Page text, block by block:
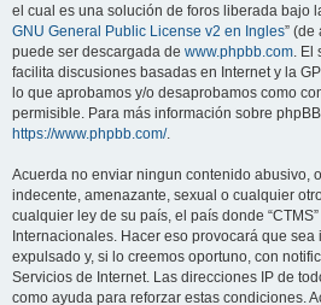
el cual es una solución de foros liberada bajo
GNU General Public License v2 en Ingles” (de
puede ser descargada de www.phpbb.com. El
facilita discusiones basadas en Internet y la
lo que aprobamos y/o desaprobamos como
permisible. Para más información sobre
https://www.phpbb.com/.
Acuerda no enviar ningun contenido abusivo,
indecente, amenazante, sexual o cualquier
cualquier ley de su país, el país donde
Internacionales. Hacer eso provocará que
expulsado y, si lo creemos oportuno, con
Servicios de Internet. Las direcciones IP de
como ayuda para reforzar estas condiciones.